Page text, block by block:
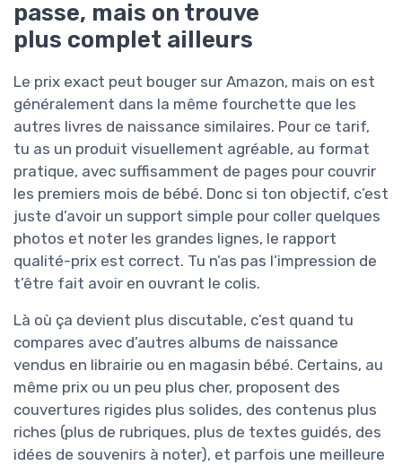
passe, mais on trouve
plus complet ailleurs
Le prix exact peut bouger sur Amazon, mais on est
généralement dans la même fourchette que les
autres livres de naissance similaires. Pour ce tarif,
tu as un produit visuellement agréable, au format
pratique, avec suffisamment de pages pour couvrir
les premiers mois de bébé. Donc si ton objectif, c’est
juste d’avoir un support simple pour coller quelques
photos et noter les grandes lignes, le rapport
qualité-prix est correct. Tu n’as pas l’impression de
t’être fait avoir en ouvrant le colis.
Là où ça devient plus discutable, c’est quand tu
compares avec d’autres albums de naissance
vendus en librairie ou en magasin bébé. Certains, au
même prix ou un peu plus cher, proposent des
couvertures rigides plus solides, des contenus plus
riches (plus de rubriques, plus de textes guidés, des
idées de souvenirs à noter), et parfois une meilleure